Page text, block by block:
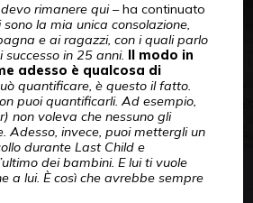
rimanere qui– ha continuato
sono la mia unica consolazione,
e ai ragazzi, con i quali parlo
in 25 anni.
Il modo in
adesso è qualcosa di
quantificare, è questo il fatto.
puoi quantificarli. Ad esempio,
non voleva che nessuno gli
Adesso, invece, puoi mettergli un
durante Last Child e
dei bambini. E lui ti vuole
a lui. È così che avrebbe sempre